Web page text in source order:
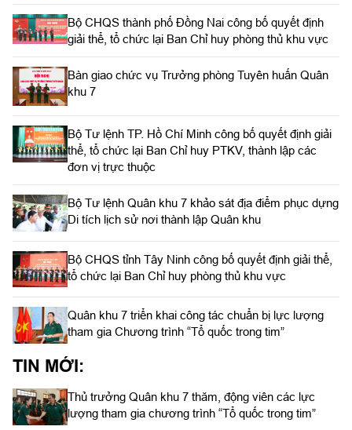
Bộ CHQS thành phố Đồng Nai công bố quyết định
giải thể, tổ chức lại Ban Chỉ huy phòng thủ khu vực
Bàn giao chức vụ Trưởng phòng Tuyên huấn Quân
khu 7
Bộ Tư lệnh TP. Hồ Chí Minh công bố quyết định giải
thể, tổ chức lại Ban Chỉ huy PTKV, thành lập các
đơn vị trực thuộc
Bộ Tư lệnh Quân khu 7 khảo sát địa điểm phục dựng
Di tích lịch sử nơi thành lập Quân khu
Bộ CHQS tỉnh Tây Ninh công bố quyết định giải thể,
tổ chức lại Ban Chỉ huy phòng thủ khu vực
Quân khu 7 triển khai công tác chuẩn bị lực lượng
tham gia Chương trình “Tổ quốc trong tim”
TIN MỚI:
Thủ trưởng Quân khu 7 thăm, động viên các lực
lượng tham gia chương trình “Tổ quốc trong tim”